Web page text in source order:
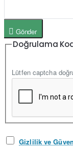
Gönder
Doğrulama
Lütfen captcha
Gizlilik ve